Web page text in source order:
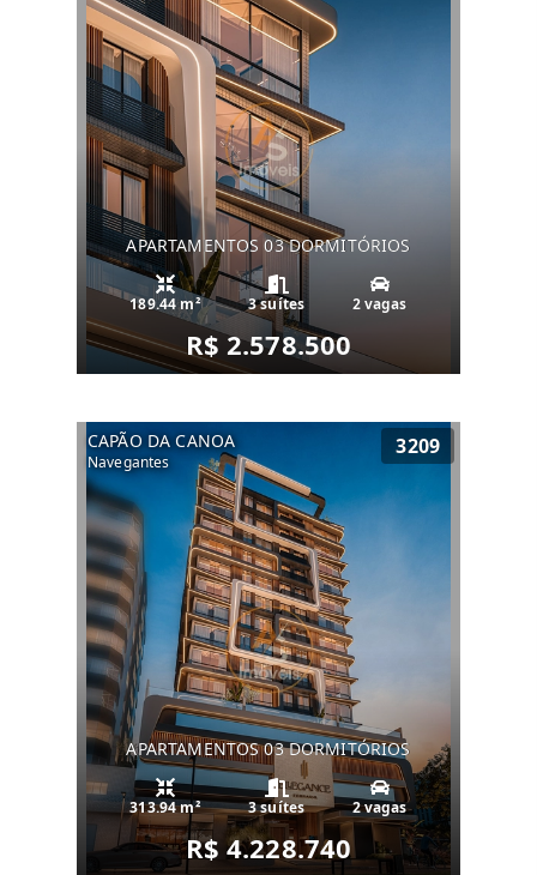
APARTAMENTOS 03 DORMITÓRIOS
189.44 m² 3 suítes 2 vagas
R$ 2.578.500
CAPÃO DA CANOA
Navegantes
3209
APARTAMENTOS 03 DORMITÓRIOS
313.94 m² 3 suítes 2 vagas
R$ 4.228.740